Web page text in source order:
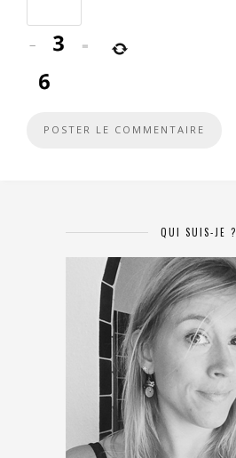
− =
QUI SUIS-JE ?